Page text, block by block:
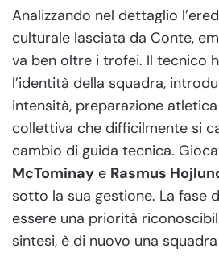
Analizzando nel dettaglio
culturale lasciata da Conte,
va ben oltre i trofei. Il tecnico
l’identità della squadra,
intensità, preparazione
collettiva che difficilmente si
cambio di guida tecnica.
McTominay e Rasmus
sotto la sua gestione. La fase
essere una priorità
sintesi, è di nuovo una